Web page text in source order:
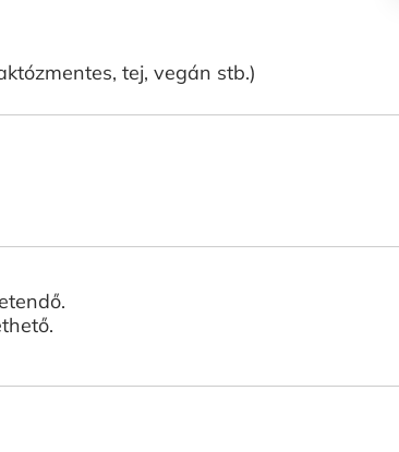
tej, vegán stb.)